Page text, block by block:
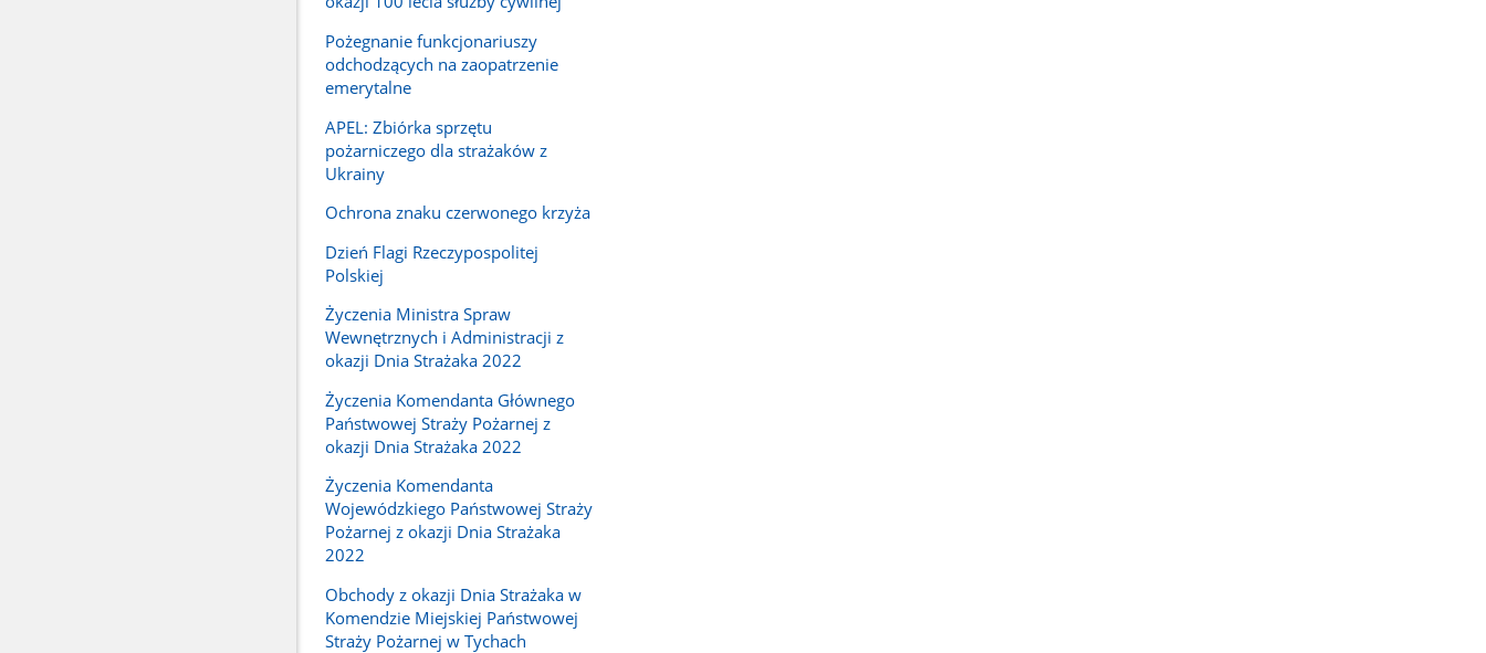
Pożegnanie funkcjonariuszy
odchodzących na zaopatrzenie
emerytalne
APEL: Zbiórka sprzętu
pożarniczego dla strażaków z
Ukrainy
Ochrona znaku czerwonego krzyża
Dzień Flagi Rzeczypospolitej
Polskiej
Życzenia Ministra Spraw
Wewnętrznych i Administracji z
okazji Dnia Strażaka 2022
Życzenia Komendanta Głównego
Państwowej Straży Pożarnej z
okazji Dnia Strażaka 2022
Życzenia Komendanta
Wojewódzkiego Państwowej Straży
Pożarnej z okazji Dnia Strażaka
2022
Obchody z okazji Dnia Strażaka w
Komendzie Miejskiej Państwowej
Straży Pożarnej w Tychach